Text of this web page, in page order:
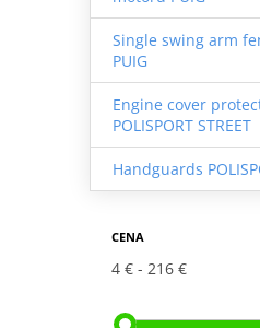
Single swing arm
PUIG
Engine cover
POLISPORT STREET
Handguards
CENA
4 € 216 €